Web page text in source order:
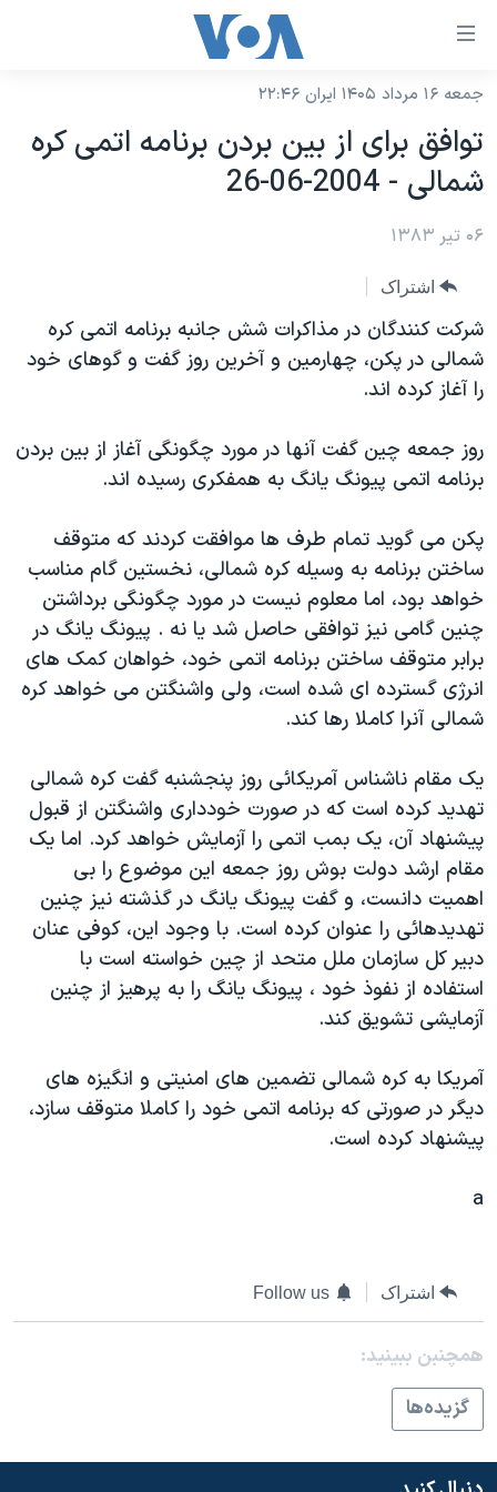
لینکهای
دسترسی
جهش
محتوای
اصلی
جهش
صفحه
اصلی
جهش
به
نسخه سبک وب‌سایت
موضوع ها
ایران
آمریکا
جهان
ورزشی
گزیده‌ها
ویدیوها
حقوق شهروندی
اقتصادی
علم و فناوری
اسرائیل در جنگ
گالری عکس
برنامه های تلویزیونی
جدول برنامه ها
صفحه‌های ویژه
جام جهانی ۲۰۲۶
عملیات خشم حماسی
بایگانی برنامه‌های تلویزیونی
انتخابات ریاست جمهوری آمریکا ۲۰۲۴
حمله جمهوری اسلامی به اسرائیل
رمز مهسا
ورزش زنان در ایران
اعتراضات زن، زندگی، آزادی
تریبونال مردمی آبان ۹۸
دادگاه حمید نوری
چهل سال گروگان‌گیری
قانون شفافیت دارائی کادر رهبری ایران
اعتراضات مردمی آبان ۹۸
اسرائیل در جنگ
همایش محافظه‌کاران آمریکا «سی‌پک»
صفحه‌های ویژه
فرکانس‌های صدای آمریکا
پخش رادیویی
یادگیری زبان انگلیسی
زبانهای مختلف
جمعه ۱۶ مرداد ۱۴۰۵ ایران ۲۲:۴۶
توافق برای از بين بردن برنامه اتمی کره
شمالی - 2004-06-26
۰۶ تیر ۱۳۸۳
اشتراک
شرکت کنندگان در مذاکرات شش جانبه برنامه اتمی کره
شمالی در پکن، چهارمين و آخرين روز گفت و گوهای خود
را آغاز کرده اند.
روز جمعه چين گفت آنها در مورد چگونگی آغاز از بين بردن
برنامه اتمی پيونگ يانگ به همفکری رسيده اند.
پکن می گويد تمام طرف ها موافقت کردند که متوقف
ساختن برنامه به وسيله کره شمالی، نخستين گام مناسب
خواهد بود، اما معلوم نيست در مورد چگونگی برداشتن
چنين گامی نيز توافقی حاصل شد يا نه . پيونگ يانگ در
برابر متوقف ساختن برنامه اتمی خود، خواهان کمک های
انرژی گسترده ای شده است، ولی واشنگتن می خواهد کره
شمالی آنرا کاملا رها کند.
يک مقام ناشناس آمريکائی روز پنجشنبه گفت کره شمالی
تهديد کرده است که در صورت خودداری واشنگتن از قبول
پيشنهاد آن، يک بمب اتمی را آزمايش خواهد کرد. اما يک
مقام ارشد دولت بوش روز جمعه اين موضوع را بی
اهميت دانست، و گفت پيونگ يانگ در گذشته نيز چنين
تهديدهائی را عنوان کرده است. با وجود اين، کوفی عنان
دبير کل سازمان ملل متحد از چين خواسته است با
استفاده از نفوذ خود ، پيونگ يانگ را به پرهيز از چنين
آزمايشی تشويق کند.
آمريکا به کره شمالی تضمين های امنيتی و انگيزه های
ديگر در صورتی که برنامه اتمی خود را کاملا متوقف سازد،
پيشنهاد کرده است.
a
اشتراک Follow us
همچنبن ببینید:
گزيده‌ها